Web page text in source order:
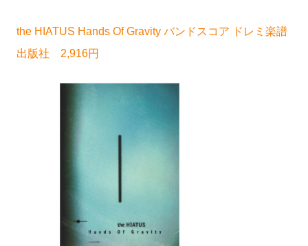
the HIATUS Hands Of Gravity バンドスコア ドレミ楽譜
出版社 2,916円